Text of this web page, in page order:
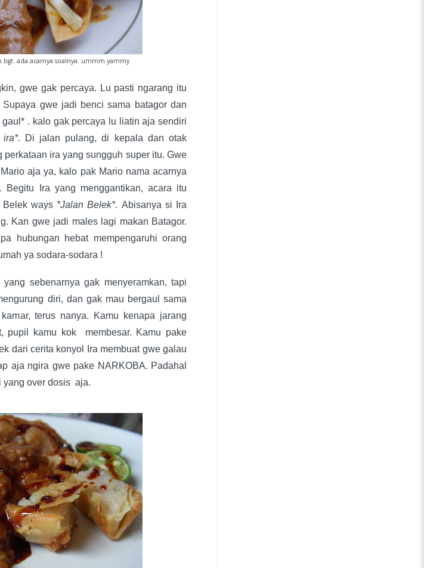
bgt. ada acarnya soalnya. ummm yammy
gwe gak percaya. Lu pasti ngarang itu
gwe jadi benci sama batagor dan
. kalo gak percaya lu liatin aja sendiri
ira*. Di jalan pulang, di kepala dan otak
ira yang sungguh super itu. Gwe
aja ya, kalo pak Mario nama acarnya
Begitu Ira yang menggantikan, acara itu
Belek ways *Jalan Belek*. Abisanya si Ira
Kan gwe jadi males lagi makan Batagor.
hubungan hebat mempengaruhi orang
ya sodara-sodara !
sebenarnya gak menyeramkan, tapi
diri, dan gak mau bergaul sama
terus nanya. Kamu kenapa jarang
pupil kamu kok
membesar. Kamu pake
dari cerita konyol Ira membuat gwe galau
aja ngira gwe pake NARKOBA. Padahal
yang over dosis aja.